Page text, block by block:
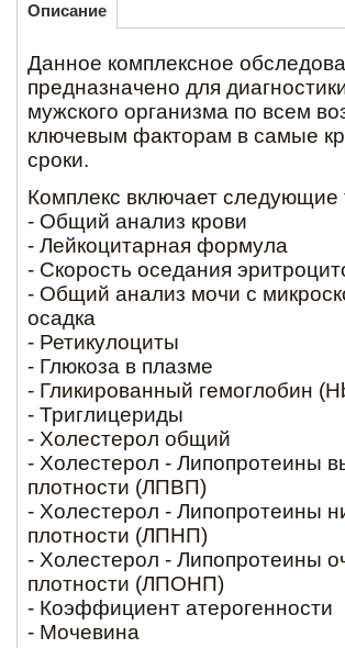
Описание
Данное комплексное
предназначено для
мужского организма по всем
ключевым факторам в самые
сроки.
Комплекс включает следующие
- Общий анализ крови
- Лейкоцитарная формула
- Скорость оседания
- Общий анализ мочи с
осадка
- Ретикулоциты
- Глюкоза в плазме
- Гликированный гемоглобин
- Триглицериды
- Холестерол общий
- Холестерол - Липопротеины
плотности (ЛПВП)
- Холестерол - Липопротеины
плотности (ЛПНП)
- Холестерол - Липопротеины
плотности (ЛПОНП)
- Коэффициент атерогенности
- Мочевина